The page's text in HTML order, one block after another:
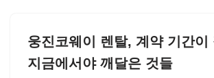
웅진코웨이 렌탈, 계약 기간이
지금에서야 깨달은 것들